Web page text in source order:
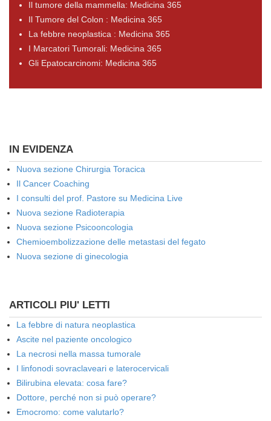
Il tumore della mammella: Medicina 365
Il Tumore del Colon : Medicina 365
La febbre neoplastica : Medicina 365
I Marcatori Tumorali: Medicina 365
Gli Epatocarcinomi: Medicina 365
IN EVIDENZA
Nuova sezione Chirurgia Toracica
Il Cancer Coaching
I consulti del prof. Pastore su Medicina Live
Nuova sezione Radioterapia
Nuova sezione Psicooncologia
Chemioembolizzazione delle metastasi del fegato
Nuova sezione di ginecologia
ARTICOLI PIU' LETTI
La febbre di natura neoplastica
Ascite nel paziente oncologico
La necrosi nella massa tumorale
I linfonodi sovraclaveari e laterocervicali
Bilirubina elevata: cosa fare?
Dottore, perché non si può operare?
Emocromo: come valutarlo?